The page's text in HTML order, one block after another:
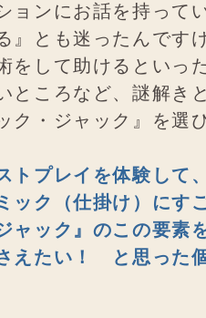
ョンにお話を持って
』とも迷ったんです
して助けるといっ
ところなど、謎解き
ク・ジャック』を選
プレイを体験して
ック（仕掛け）にす
ャック』のこの要素
えたい！ と思った